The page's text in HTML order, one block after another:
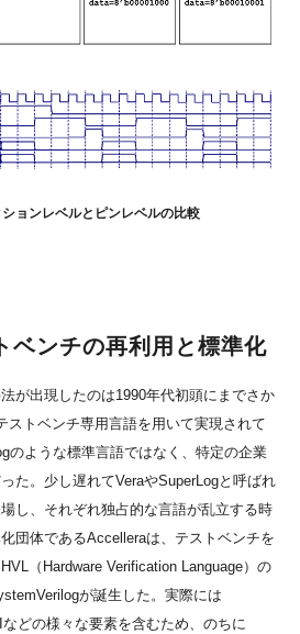
ョンレベルとピンレベルの比較
ベンチの再利用と標準化
が出現したのは1990年代初頭にまでさか
ストベンチ専用言語を用いて実現されて
のような標準言語ではなく、特定の企業
た。少し遅れてVeraやSuperLogと呼ばれ
し、それぞれ独占的な言語が乱立する時
団体であるAccelleraは、テストベンチを
（Hardware Verification Language）の
が誕生した。実際には
どの様々な要素を含むため、のちに